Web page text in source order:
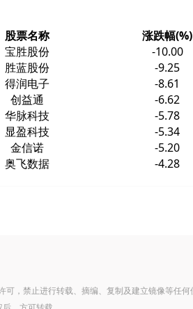
股票名称 涨跌幅(%)
宝胜股份 -10.00
胜蓝股份 -9.25
得润电子 -8.61
创益通 -6.62
华脉科技 -5.78
显盈科技 -5.34
金信诺 -5.20
奥飞数据 -4.28
，禁止进行转载、摘编、复制及建立镜像等任何